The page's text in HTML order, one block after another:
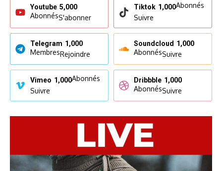
Youtube 5,000
AbonnésS'abonner
Tiktok 1,000Abonnés
Suivre
Telegram 1,000
MembresRejoindre
Soundcloud 1,000
AbonnésSuivre
Vimeo 1,000Abonnés
Suivre
Dribbble 1,000
AbonnésSuivre